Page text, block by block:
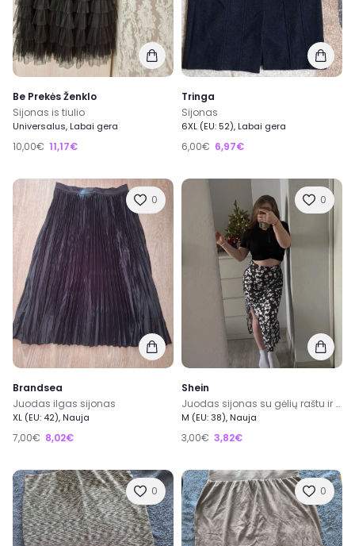
Be Prekės Ženklo
Sijonas is tiulio
Universalus, Labai gera
10,00€ 11,17€
Tringa
Sijonas
6XL (EU: 52), Labai gera
6,00€ 6,97€
0
Brandsea
Juodas ilgas sijonas
XL (EU: 42), Nauja
7,00€ 8,02€
0
Shein
Juodas sijonas su gėlių raštu ir skeltuku
M (EU: 38), Nauja
3,00€ 3,82€
0 0